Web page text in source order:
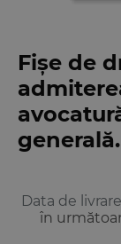
Fișe de
Data de
în